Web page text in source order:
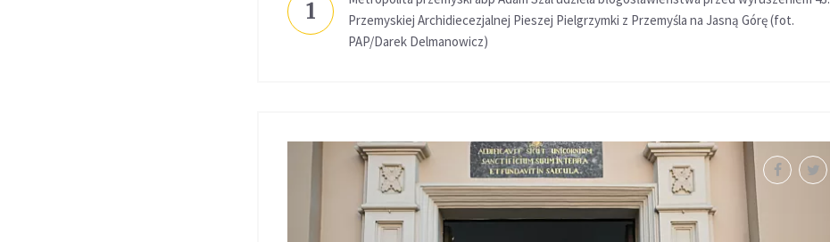
1
Przemyskiej Archidiecezjalnej Pieszej Pielgrzymki z Przemyśla na Jasną Górę (fot.
PAP/Darek Delmanowicz)